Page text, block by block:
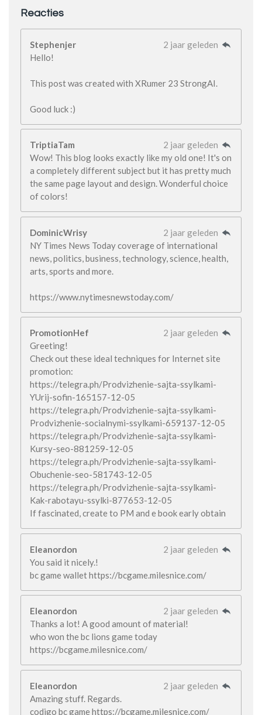
Reacties
Stephenjer
2 jaar geleden
Hello!
This post was created with XRumer 23 StrongAI.
Good luck :)
TriptiaTam
2 jaar geleden
Wow! This blog looks exactly like my old one! It's on
a completely different subject but it has pretty much
the same page layout and design. Wonderful choice
of colors!
DominicWrisy
2 jaar geleden
NY Times News Today coverage of international
news, politics, business, technology, science, health,
arts, sports and more.
https://www.nytimesnewstoday.com/
PromotionHef
2 jaar geleden
Greeting!
Check out these ideal techniques for Internet site
promotion:
https://telegra.ph/Prodvizhenie-sajta-ssylkami-
YUrij-sofin-165157-12-05
https://telegra.ph/Prodvizhenie-sajta-ssylkami-
Prodvizhenie-socialnymi-ssylkami-659137-12-05
https://telegra.ph/Prodvizhenie-sajta-ssylkami-
Kursy-seo-881259-12-05
https://telegra.ph/Prodvizhenie-sajta-ssylkami-
Obuchenie-seo-581743-12-05
https://telegra.ph/Prodvizhenie-sajta-ssylkami-
Kak-rabotayu-ssylki-877653-12-05
If fascinated, create to PM and e book early obtain
Eleanordon
2 jaar geleden
You said it nicely.!
bc game wallet https://bcgame.milesnice.com/
Eleanordon
2 jaar geleden
Thanks a lot! A good amount of material!
who won the bc lions game today
https://bcgame.milesnice.com/
Eleanordon
2 jaar geleden
Amazing stuff. Regards.
codigo bc game https://bcgame.milesnice.com/